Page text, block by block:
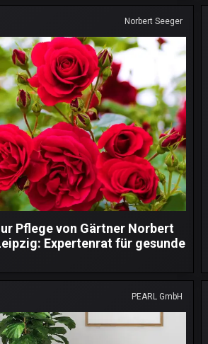
Norbert Seeger
Pflege von Gärtner Norbert
Expertenrat für gesunde
PEARL GmbH